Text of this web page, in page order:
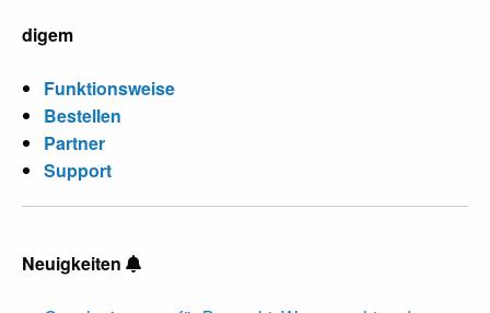
digem
Funktionsweise
Bestellen
Partner
Support
Neuigkeiten